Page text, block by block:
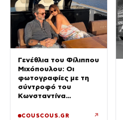
Γενέθλια του Φίλιππου
Μιχόπουλου: Οι
φωτογραφίες με τη
σύντροφό του
Κωνσταντίνα
δημόσιο «Σ’ αγαπώ»
COUSCOUS.GR ↗